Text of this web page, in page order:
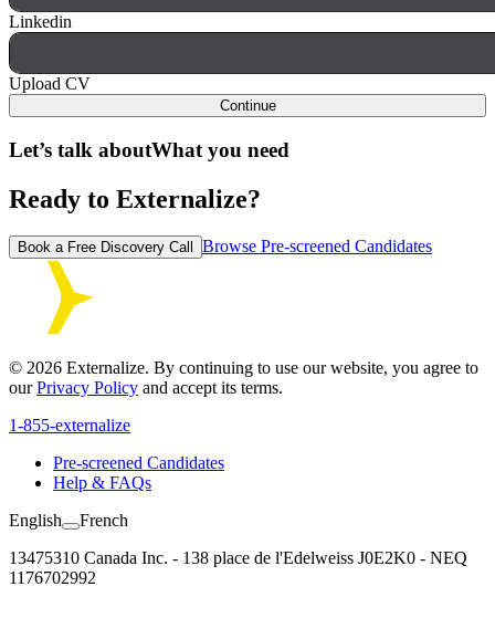
Linkedin
Upload CV
Continue
Let’s talk aboutWhat you need
Ready to Externalize?
Book a Free Discovery Call Browse Pre-screened Candidates
© 2026 Externalize. By continuing to use our website, you agree to
ourPrivacy Policy and accept its terms.
1-855-externalize
Pre-screened Candidates
Help & FAQs
English
French
13475310 Canada Inc. - 138 place de l'Edelweiss J0E2K0 - NEQ
1176702992